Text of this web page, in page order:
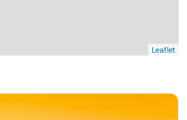
Leaflet